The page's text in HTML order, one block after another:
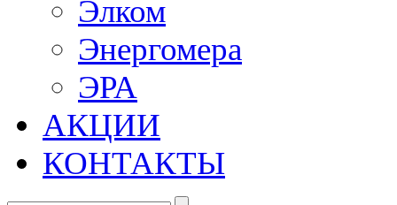
Элком
Энергомера
ЭРА
АКЦИИ
КОНТАКТЫ